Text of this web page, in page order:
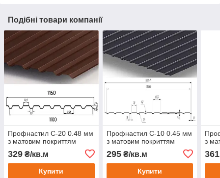
Подібні товари компанії
Профнастил С-20 0.48 мм
з матовим покриттям
329 ₴/кв.м
Купити
Профнастил С-10 0.45 мм
з матовим покриттям
295₴/кв.м
Купити
з
361